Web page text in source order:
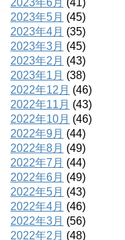
2023年6月 (41)
2023年5月 (45)
2023年4月 (35)
2023年3月 (45)
2023年2月 (43)
2023年1月 (38)
2022年12月 (46)
2022年11月 (43)
2022年10月 (46)
2022年9月 (44)
2022年8月 (49)
2022年7月 (44)
2022年6月 (49)
2022年5月 (43)
2022年4月 (46)
2022年3月 (56)
2022年2月 (48)